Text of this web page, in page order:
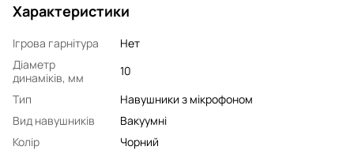
Характеристики
Ігрова гарнітура
Нет
Діаметр
динаміків, мм
10
Тип
Навушники з мікрофоном
Вид навушників
Вакуумні
Колір
Чорний